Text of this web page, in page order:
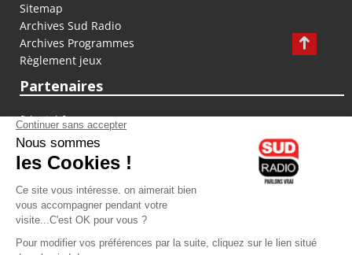
Sitemap
Archives Sud Radio
Archives Programmes
Règlement jeux
Partenaires
fiducial.fr
lyoncapitale.fr
olympique-et-lyonnais.com
L'application Iphone / Android
Téléchargez l'application